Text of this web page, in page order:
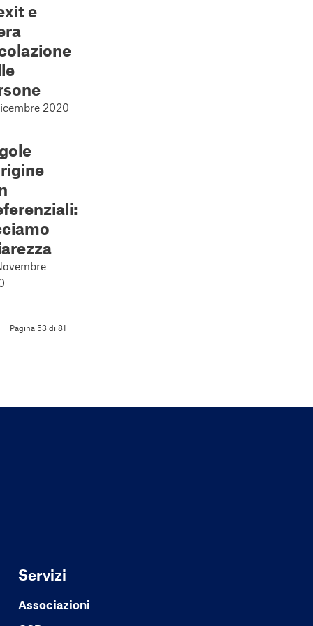
e
2020
Pagina 53 di 81
Servizi
Associazioni